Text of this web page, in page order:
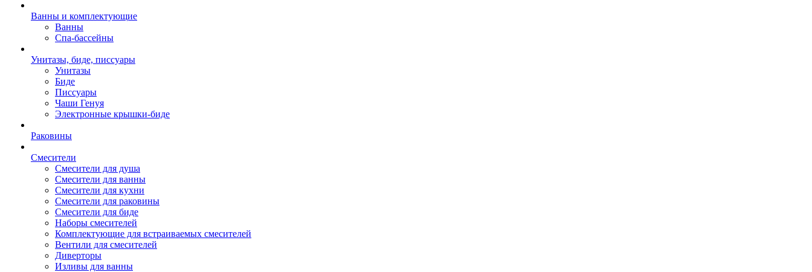
Ванны и комплектующие
Ванны
Спа-бассейны
Унитазы, биде, писсуары
Унитазы
Биде
Писсуары
Чаши Генуя
Электронные крышки-биде
Раковины
Смесители
Смесители для душа
Смесители для ванны
Смесители для кухни
Смесители для раковины
Смесители для биде
Наборы смесителей
Комплектующие для встраиваемых смесителей
Вентили для смесителей
Диверторы
Изливы для ванны